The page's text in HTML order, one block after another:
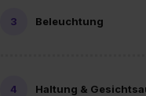
Beleuchtung
Haltung &